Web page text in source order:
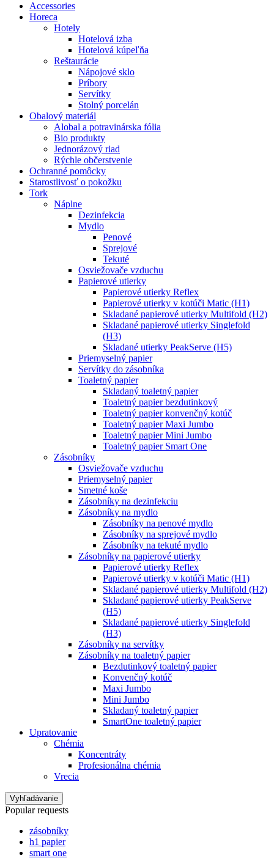
Accessories
Horeca
Hotely
Hotelová izba
Hotelová kúpeľňa
Reštaurácie
Nápojové sklo
Príbory
Servítky
Stolný porcelán
Obalový materiál
Alobal a potravinárska fólia
Bio produkty
Jednorázový riad
Rýchle občerstvenie
Ochranné pomôcky
Starostlivosť o pokožku
Tork
Náplne
Dezinfekcia
Mydlo
Penové
Sprejové
Tekuté
Osviežovače vzduchu
Papierové utierky
Papierové utierky Reflex
Papierové utierky v kotúči Matic (H1)
Skladané papierové utierky Multifold (H2)
Skladané papierové utierky Singlefold
(H3)
Skladané utierky PeakServe (H5)
Priemyselný papier
Servítky do zásobníka
Toaletný papier
Skladaný toaletný papier
Toaletný papier bezdutinkový
Toaletný papier konvenčný kotúč
Toaletný papier Maxi Jumbo
Toaletný papier Mini Jumbo
Toaletný papier Smart One
Zásobníky
Osviežovače vzduchu
Priemyselný papier
Smetné koše
Zásobníky na dezinfekciu
Zásobníky na mydlo
Zásobníky na penové mydlo
Zásobníky na sprejové mydlo
Zásobníky na tekuté mydlo
Zásobníky na papierové utierky
Papierové utierky Reflex
Papierové utierky v kotúči Matic (H1)
Skladané papierové utierky Multifold (H2)
Skladané papierové utierky PeakServe
(H5)
Skladané papierové utierky Singlefold
(H3)
Zásobníky na servítky
Zásobníky na toaletný papier
Bezdutinkový toaletný papier
Konvenčný kotúč
Maxi Jumbo
Mini Jumbo
Skladaný toaletný papier
SmartOne toaletný papier
Upratovanie
Chémia
Koncentráty
Profesionálna chémia
Vrecia
Vyhľadávanie
Popular requests
zásobníky
h1 papier
smart one